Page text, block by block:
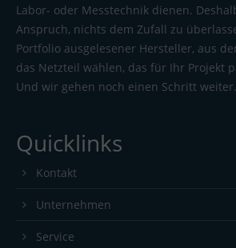
Labor- oder Messtechnik dienen.
Anspruch, nichts dem Zufall zu
Portfolio ausgelesener Hersteller, aus
das Netzteil wählen, das für Ihr Projekt
Und wir gehen noch einen Schritt weiter.
Quicklinks
Kontakt
Unternehmen
Service